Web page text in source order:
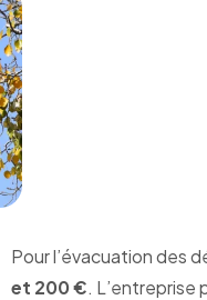
Pour l’évacuation des
et 200 €. L’entreprise